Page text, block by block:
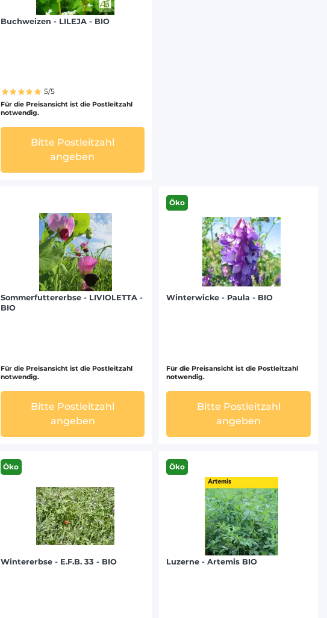
Buchweizen - LILEJA - BIO
5/5
Für die Preisansicht ist die Postleitzahl
notwendig.
Bitte Postleitzahl
angeben
Sommerfuttererbse - LIVIOLETTA -
BIO
Für die Preisansicht ist die Postleitzahl
notwendig.
Bitte Postleitzahl
angeben
Öko
Winterwicke - Paula - BIO
Für die Preisansicht ist die Postleitzahl
notwendig.
Bitte Postleitzahl
angeben
Öko
Wintererbse - E.F.B. 33 - BIO
Öko
Luzerne - Artemis BIO